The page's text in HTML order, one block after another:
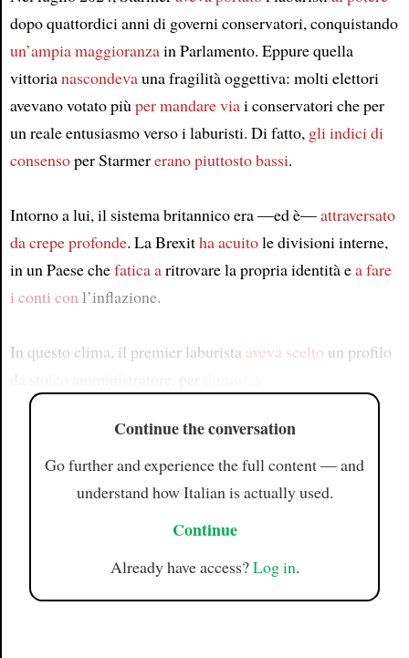
dopo quattordici anni di governi conservatori, conquistando
un’ampia maggioranzain Parlamento. Eppure quella
vittorianascondevauna fragilità oggettiva: molti elettori
avevano votato piùper mandare viai conservatori che per
un reale entusiasmo verso i laburisti. Di fatto, gli indici di
consensoper Starmererano piuttosto bassi.
Intorno a lui, il sistema britannico era —ed è—attraversato
da crepe profonde. La Brexitha acuitole divisioni interne,
in un Paese chefatica aritrovare la propria identità ea fare
i conti conl’inflazione.
In questo clima, il premier laburista aveva scelto un profilo
Continue the conversation
Go further and experience the full content — and
understand how Italian is actually used.
Continue
Already have access?Log in.